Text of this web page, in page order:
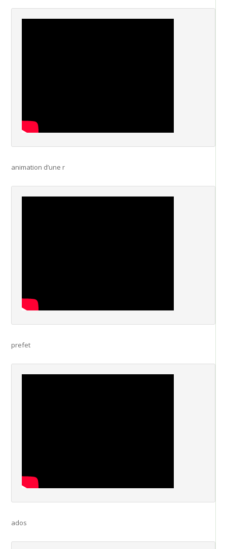
animation d’une r
prefet
ados